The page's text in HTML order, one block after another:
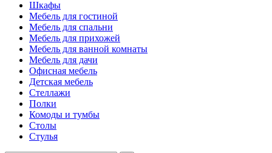
Шкафы
Мебель для гостиной
Мебель для спальни
Мебель для прихожей
Мебель для ванной комнаты
Мебель для дачи
Офисная мебель
Детская мебель
Стеллажи
Полки
Комоды и тумбы
Столы
Стулья